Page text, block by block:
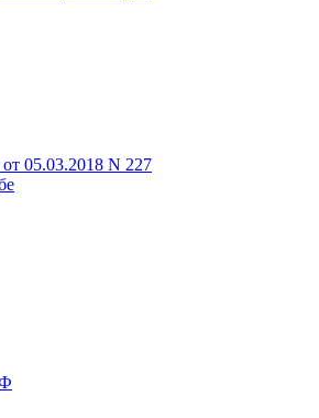
05.03.2018 N 227